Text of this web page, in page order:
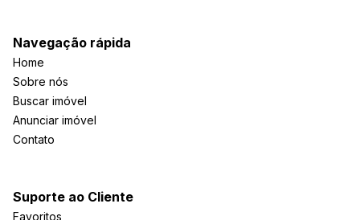
Navegação rápida
Home
Sobre nós
Buscar imóvel
Anunciar imóvel
Contato
Suporte ao Cliente
Favoritos